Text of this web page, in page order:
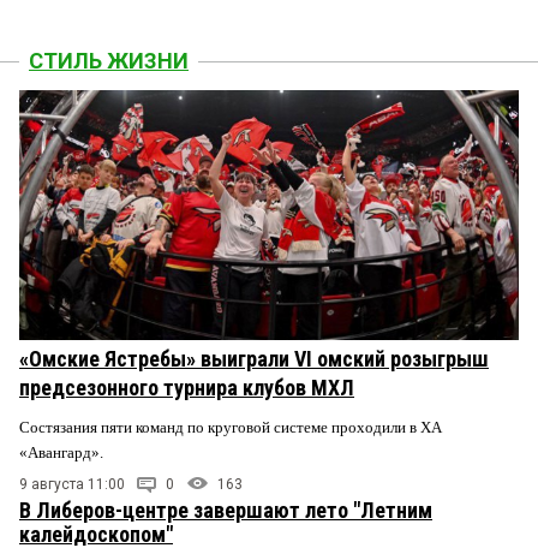
СТИЛЬ ЖИЗНИ
«Омские Ястребы» выиграли VI омский розыгрыш
предсезонного турнира клубов МХЛ
Состязания пяти команд по круговой системе проходили в ХА
«Авангард».
9 августа 11:00 0 163
В Либеров-центре завершают лето "Летним
калейдоскопом"